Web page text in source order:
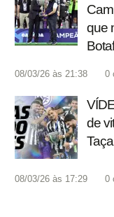
que
08/03/26 às 21:38 0
de
08/03/26 às 17:29 0